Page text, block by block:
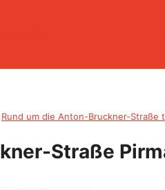
Rund um die Anton-Bruckner-Straße
Straße